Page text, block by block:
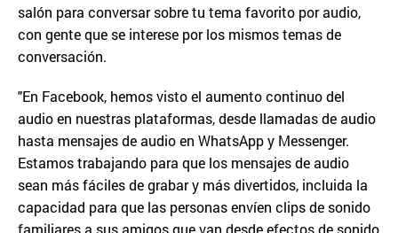
salón para conversar sobre tu tema favorito por audio,
con gente que se interese por los mismos temas de
conversación.
"En Facebook, hemos visto el aumento continuo del
audio en nuestras plataformas, desde llamadas de audio
hasta mensajes de audio en WhatsApp y Messenger.
Estamos trabajando para que los mensajes de audio
sean más fáciles de grabar y más divertidos, incluida la
capacidad para que las personas envíen clips de sonido
familiares a sus amigos que van desde efectos de sonido